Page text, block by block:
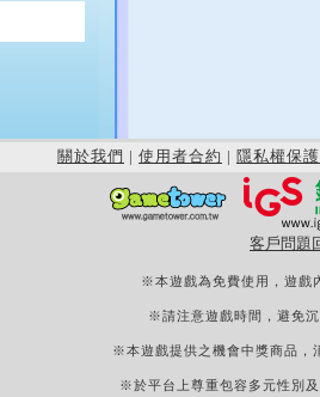
關於我們 | 使用者合約 | 隱私權保護
客戶問題
※本遊戲為免費使用，遊戲
※請注意遊戲時間，避免
※本遊戲提供之機會中獎商品，
※於平台上尊重包容多元性別